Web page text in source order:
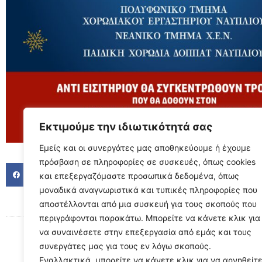
Εκτιμούμε την ιδιωτικότητά σας
Εμείς και οι συνεργάτες μας αποθηκεύουμε ή έχουμε
πρόσβαση σε πληροφορίες σε συσκευές, όπως cookies
και επεξεργαζόμαστε προσωπικά δεδομένα, όπως
μοναδικά αναγνωριστικά και τυπικές πληροφορίες που
αποστέλλονται από μια συσκευή για τους σκοπούς που
περιγράφονται παρακάτω. Μπορείτε να κάνετε κλικ για
να συναινέσετε στην επεξεργασία από εμάς και τους
συνεργάτες μας για τους εν λόγω σκοπούς.
Εναλλακτικά, μπορείτε να κάνετε κλικ για να αρνηθείτε
FACEBOOK TWITTER